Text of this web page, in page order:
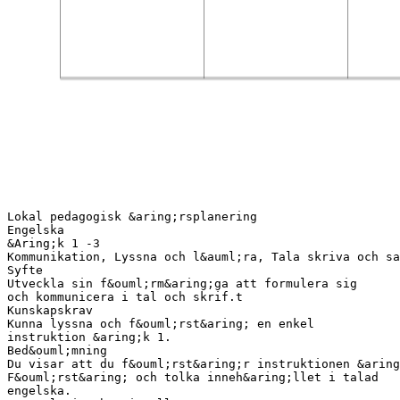
Lokal pedagogisk &aring;rsplanering
Engelska
&Aring;k 1 -3
Kommunikation, Lyssna och l&auml;ra, Tala skriva och
Syfte
Utveckla sin f&ouml;rm&aring;ga att formulera sig
och kommunicera i tal och skrif.t
Kunskapskrav
Kunna lyssna och f&ouml;rst&aring; en enkel
instruktion &aring;k 1.
Bed&ouml;mning
Du visar att du f&ouml;rst&aring;r instruktionen
F&ouml;rst&aring; och tolka inneh&aring;llet i talad
engelska.